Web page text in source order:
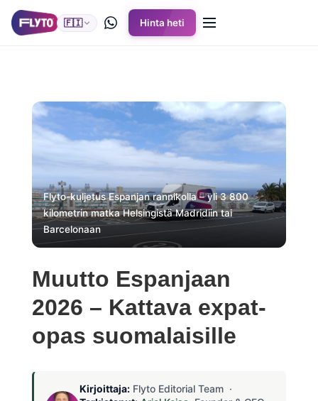
🇫🇮 Hinta heti
Flyto-kuljetus Espanjan rannikolla – yli 3 800
kilometrin matka Helsingistä Madridiin tai
Barcelonaan
Muutto Espanjaan
2026 – Kattava expat-
opas suomalaisille
Kirjoittaja:Flyto Editorial Team ·